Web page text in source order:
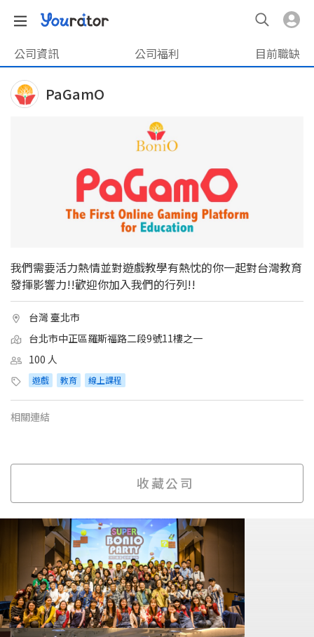
公司資訊 公司福利 目前職缺
PaGamO
我們需要活力熱情並對遊戲教學有熱忱的你一起對台灣教育
發揮影響力!!歡迎你加入我們的行列!!
台灣 臺北市
台北市中正區羅斯福路二段9號11樓之一
100 人
遊戲 教育 線上課程
相關連結
收藏公司